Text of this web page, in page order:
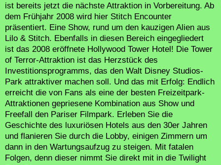
ist bereits jetzt die nächste Attraktion in Vorbereitung. Ab
dem Frühjahr 2008 wird hier Stitch Encounter
präsentiert. Eine Show, rund um den kauzigen Alien aus
Lilo & Stitch. Ebenfalls in diesen Bereich eingegliedert
ist das 2008 eröffnete Hollywood Tower Hotel! Die Tower
of Terror-Attraktion ist das Herzstück des
Investitionsprogramms, das den Walt Disney Studios-
Park attraktiver machen soll. Und das mit Erfolg: Endlich
erreicht die von Fans als eine der besten Freizeitpark-
Attraktionen gepriesene Kombination aus Show und
Freefall den Pariser Filmpark. Erleben Sie die
Geschichte des luxuriösen Hotels aus den 30er Jahren
und flanieren Sie durch die Lobby, einigen Zimmern um
dann in den Wartungsaufzug zu steigen. Mit fatalen
Folgen, denn dieser nimmt Sie direkt mit in die Twilight